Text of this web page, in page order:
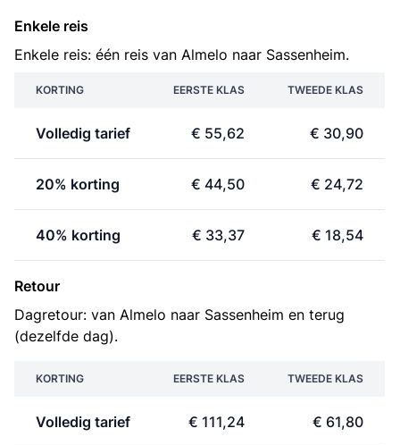
Enkele reis
Enkele reis: één reis van Almelo naar Sassenheim.
KORTING EERSTE KLAS TWEEDE KLAS
Volledig tarief € 55,62 € 30,90
20% korting € 44,50 € 24,72
40% korting € 33,37 € 18,54
Retour
Dagretour: van Almelo naar Sassenheim en terug
(dezelfde dag).
KORTING EERSTE KLAS TWEEDE KLAS
Volledig tarief € 111,24 € 61,80